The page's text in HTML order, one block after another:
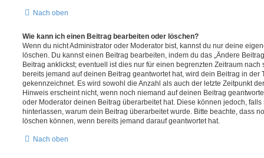
Nach oben
Wie kann ich einen Beitrag bearbeiten oder löschen?
Wenn du nicht Administrator oder Moderator bist, kannst du nur deine
löschen. Du kannst einen Beitrag bearbeiten, indem du das „Ändere
Beitrag anklickst; eventuell ist dies nur für einen begrenzten Zeitraum
bereits jemand auf deinen Beitrag geantwortet hat, wird dein Beitrag in der
gekennzeichnet. Es wird sowohl die Anzahl als auch der letzte Zeitpunkt
Hinweis erscheint nicht, wenn noch niemand auf deinen Beitrag
oder Moderator deinen Beitrag überarbeitet hat. Diese können jedoch,
hinterlassen, warum dein Beitrag überarbeitet wurde. Bitte beachte, dass
löschen können, wenn bereits jemand darauf geantwortet hat.
Nach oben